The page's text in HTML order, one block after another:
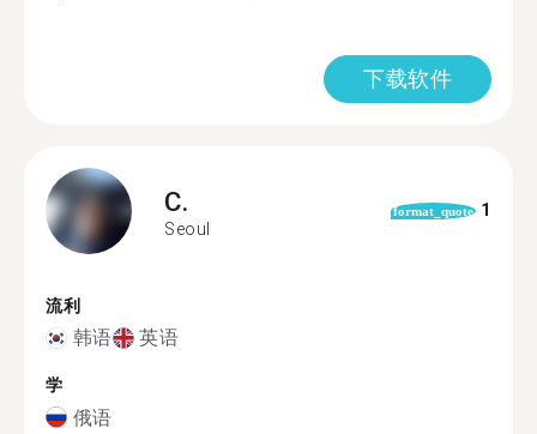
下载软件
C.
Seoul
format_quote 1
流利
韩语 英语
学
俄语